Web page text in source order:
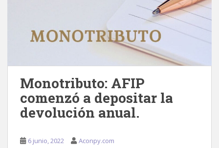
Monotributo: AFIP
comenzó a depositar la
devolución anual.
6 junio, 2022 Aconpy.com